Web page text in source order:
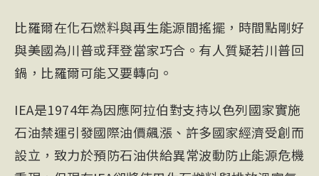
比羅爾在化石燃料與再生能源間搖擺，時間點剛好
與美國為川普或拜登當家巧合。有人質疑若川普回
鍋，比羅爾可能又要轉向。
IEA是1974年為因應阿拉伯對支持以色列國家實施
石油禁運引發國際油價飆漲、許多國家經濟受創而
設立，致力於預防石油供給異常波動防止能源危機